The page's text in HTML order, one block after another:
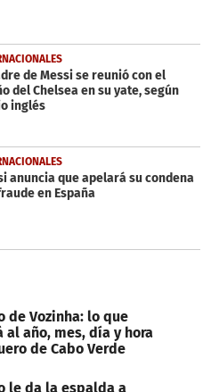
de Messi se reunió con el
del Chelsea en su yate, según
inglés
anuncia que apelará su condena
en España
de Vozinha: lo que
al año, mes, día y hora
de Cabo Verde
le da la espalda a